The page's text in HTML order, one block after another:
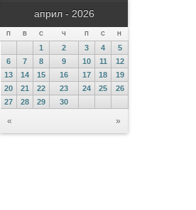
април - 2026
П В С Ч П С Н
« »
1 2 3 4
5
6
7 8 9 10 11
12
13
14 15 16 17 18
19
20
21 22 23 24 25
26
27
28 29 30